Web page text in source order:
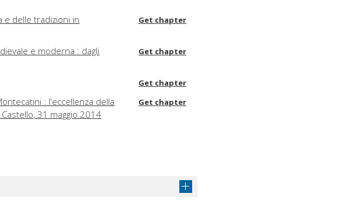
e delle tradizioni in
Get chapter
e moderna : dagli
Get chapter
Get chapter
: l'eccellenza della
31 maggio 2014
Get chapter